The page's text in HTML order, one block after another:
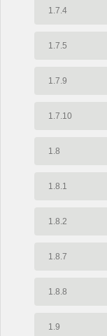
1.7.4
1.7.5
1.7.9
1.7.10
1.8
1.8.1
1.8.2
1.8.7
1.8.8
1.9